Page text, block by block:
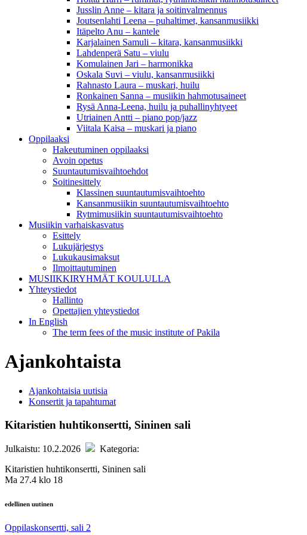
Jusslin Anne – kitara ja soitinvalmennus
Joutsenlahti Leena – puhaltimet, kansanmusiikki
Itäpelto Anu – kantele
Karjalainen Samuli – kitara, kansanmusiikki
Lahdenperä Satu – viulu
Komulainen Jari – harmonikka
Oskala Suvi – viulu, kansanmusiikki
Rahnasto Laura – muskari, huilu
Ronkainen Sanna – musiikin hahmotusaineet
Rysä Anna-Leena, huilu ja puhallinyhtyeet
Utriainen Antti – piano pop/jazz
Viitala Kaisa – muskari ja piano
Oppilaaksi
Hakeutuminen oppilaaksi
Avoin opetus
Suuntautumisvaihtoehdot
Soitinesittely
Klassinen suuntautumisvaihtoehto
Kansanmusiikin suuntautumisvaihtoehto
Rytmimusiikin suuntautumisvaihtoehto
Musiikin varhaiskasvatus
Esittely
Lukujärjestys
Lukukausimaksut
Ilmoittautuminen
MUSIIKKIRYHMÄT KOULULLA
Yhteystiedot
Hallinto
Opettajien yhteystiedot
In English
The term fees of the music institute of Pakila
Ajankohtaista
Ajankohtaisia uutisia
Konsertit ja tapahtumat
Kitaristien huhtikonsertti, Sininen sali
Julkaistu: 10.2.2026
Kategoria:
Kitaristien huhtikonsertti, Sininen sali
Ma 27.4 klo 18
edellinen uutinen
Oppilaskonsertti, sali 2